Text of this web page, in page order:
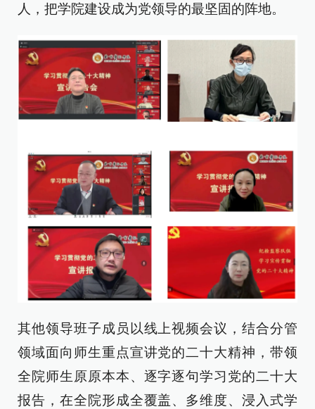
人，把学院建设成为党领导的最坚固的阵地。
其他领导班子成员以线上视频会议，结合分管
领域面向师生重点宣讲党的二十大精神，带领
全院师生原原本本、逐字逐句学习党的二十大
报告，在全院形成全覆盖、多维度、浸入式学